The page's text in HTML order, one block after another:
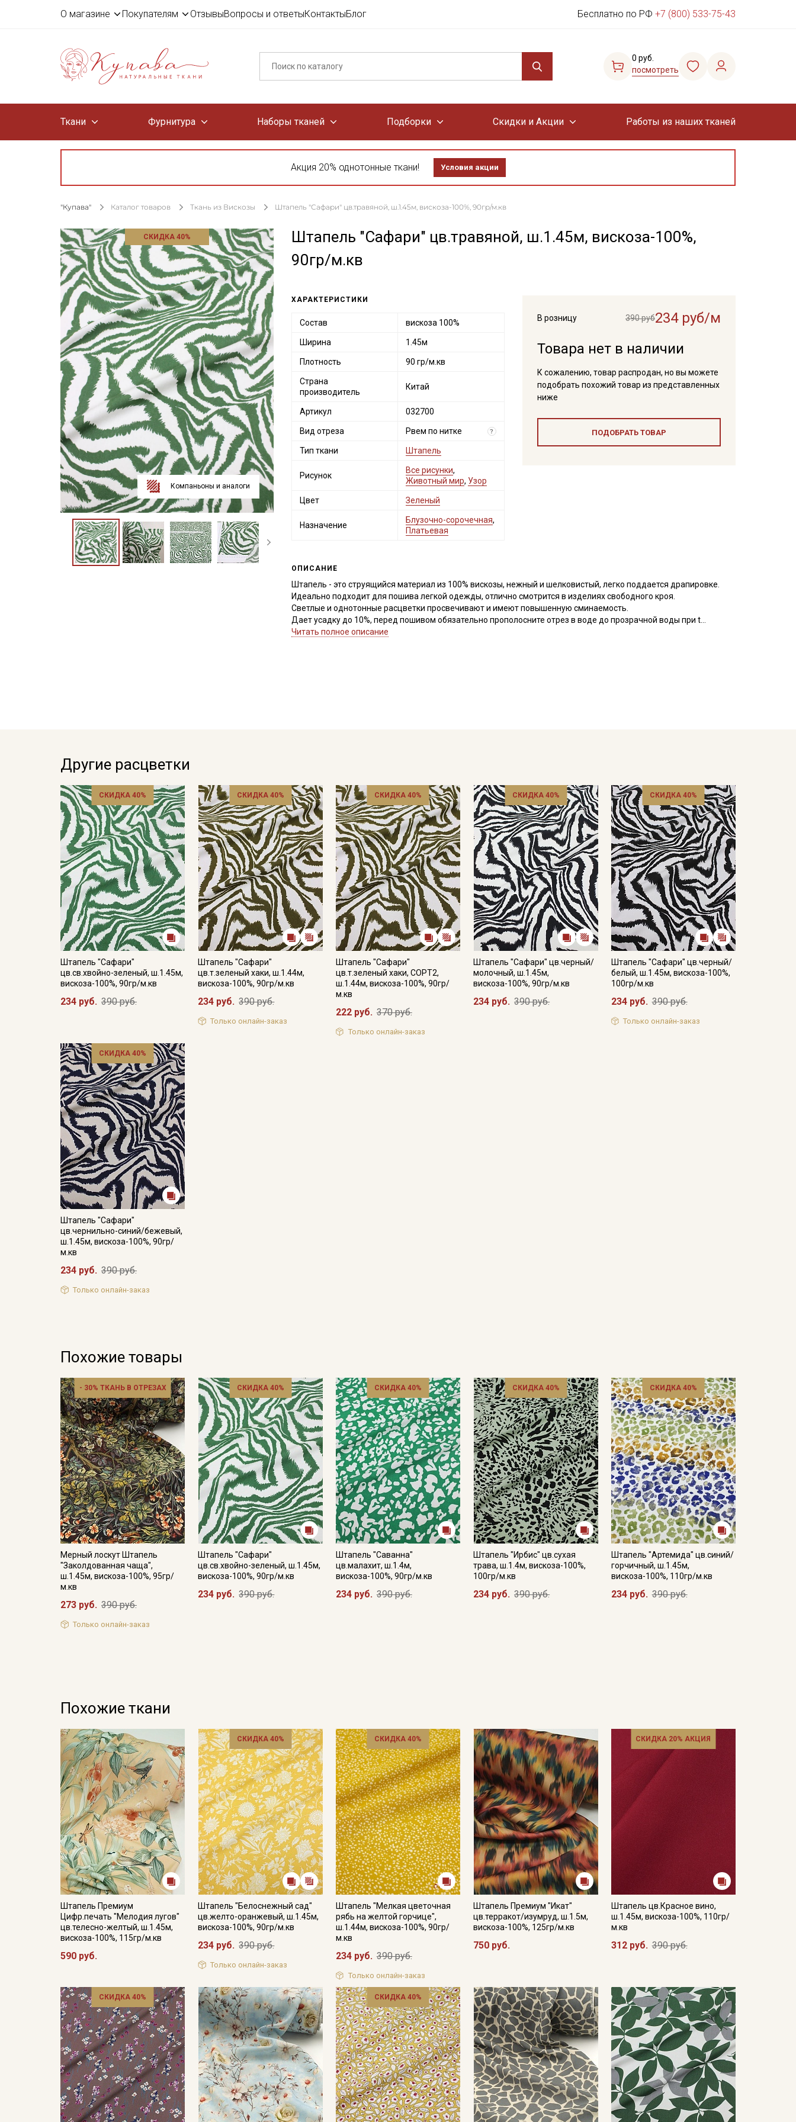
О магазине Покупателям ОтзывыВопросы и ответыКонтактыБлог Бесплатно по РФ +7 (800) 533-75-43
0 руб.
посмотреть
Ткани Фурнитура Наборы тканей Подборки Скидки и Акции Работы из наших тканей
Акция 20% однотонные ткани! Условия акции
"Купава" Каталог товаров Ткань из Вискозы Штапель "Сафари" цв.травяной, ш.1.45м, вискоза-100%, 90гр/м.кв
СКИДКА 40%
Компаньоны и аналоги
Штапель "Сафари" цв.травяной, ш.1.45м, вискоза-100%,
90гр/м.кв
В розницу 390 руб234 руб/м
Товара нет в наличии
К сожалению, товар распродан, но вы можете
подобрать похожий товар из представленных
ниже
ПОДОБРАТЬ ТОВАР
ХАРАКТЕРИСТИКИ
Состав вискоза 100%
Ширина 1.45м
Плотность 90 гр/м.кв
Страна
производитель
Китай
Артикул 032700
Вид отреза Рвем по нитке ?
Тип ткани Штапель
Рисунок
Все рисунки,
Животный мир, Узор
Цвет Зеленый
Назначение
Блузочно-сорочечная,
Платьевая
ОПИСАНИЕ
Штапель - это струящийся материал из 100% вискозы, нежный и шелковистый, легко поддается драпировке.
Идеально подходит для пошива легкой одежды, отлично смотрится в изделиях свободного кроя.
Светлые и однотонные расцветки просвечивают и имеют повышенную сминаемость.
Дает усадку до 10%, перед пошивом обязательно прополосните отрез в воде до прозрачной воды при t
дальнейших стирок, но не выше 40С, подсушите в один слой и слегка влажную ткань прогладьте теплым утюгом,
Читать полное описание
Другие расцветки
СКИДКА 40%
Штапель "Сафари"
цв.св.хвойно-зеленый, ш.1.45м,
вискоза-100%, 90гр/м.кв
234 руб. 390 руб.
СКИДКА 40%
Штапель "Сафари"
цв.т.зеленый хаки, ш.1.44м,
вискоза-100%, 90гр/м.кв
234 руб. 390 руб.
Только онлайн-заказ
СКИДКА 40%
Штапель "Сафари"
цв.т.зеленый хаки, СОРТ2,
ш.1.44м, вискоза-100%, 90гр/
м.кв
222 руб. 370 руб.
Только онлайн-заказ
СКИДКА 40%
Штапель "Сафари" цв.черный/
молочный, ш.1.45м,
вискоза-100%, 90гр/м.кв
234 руб. 390 руб.
СКИДКА 40%
Штапель "Сафари" цв.черный/
белый, ш.1.45м, вискоза-100%,
100гр/м.кв
234 руб. 390 руб.
Только онлайн-заказ
СКИДКА 40%
Штапель "Сафари"
цв.чернильно-синий/бежевый,
ш.1.45м, вискоза-100%, 90гр/
м.кв
234 руб. 390 руб.
Только онлайн-заказ
Похожие товары
- 30% ТКАНЬ В ОТРЕЗАХ
Мерный лоскут Штапель
"Заколдованная чаща",
ш.1.45м, вискоза-100%, 95гр/
м.кв
273 руб. 390 руб.
Только онлайн-заказ
СКИДКА 40%
Штапель "Сафари"
цв.св.хвойно-зеленый, ш.1.45м,
вискоза-100%, 90гр/м.кв
234 руб. 390 руб.
СКИДКА 40%
Штапель "Саванна"
цв.малахит, ш.1.4м,
вискоза-100%, 90гр/м.кв
234 руб. 390 руб.
СКИДКА 40%
Штапель "Ирбис" цв.сухая
трава, ш.1.4м, вискоза-100%,
100гр/м.кв
234 руб. 390 руб.
СКИДКА 40%
Штапель "Артемида" цв.синий/
горчичный, ш.1.45м,
вискоза-100%, 110гр/м.кв
234 руб. 390 руб.
Похожие ткани
Штапель Премиум
Цифр.печать "Мелодия лугов"
цв.телесно-желтый, ш.1.45м,
вискоза-100%, 115гр/м.кв
590 руб.
СКИДКА 40%
Штапель "Белоснежный сад"
цв.желто-оранжевый, ш.1.45м,
вискоза-100%, 90гр/м.кв
234 руб. 390 руб.
Только онлайн-заказ
СКИДКА 40%
Штапель "Мелкая цветочная
рябь на желтой горчице",
ш.1.44м, вискоза-100%, 90гр/
м.кв
234 руб. 390 руб.
Только онлайн-заказ
Штапель Премиум "Икат"
цв.терракот/изумруд, ш.1.5м,
вискоза-100%, 125гр/м.кв
750 руб.
СКИДКА 20% АКЦИЯ
Штапель цв.Красное вино,
ш.1.45м, вискоза-100%, 110гр/
м.кв
312 руб. 390 руб.
СКИДКА 40% СКИДКА 40%
Ознакомлен(а) сПолитикой обработки персональных
данных
и даюСогласие на обработку персональных
данных
ДаюСогласие на получение рекламных и
информационных рассылок